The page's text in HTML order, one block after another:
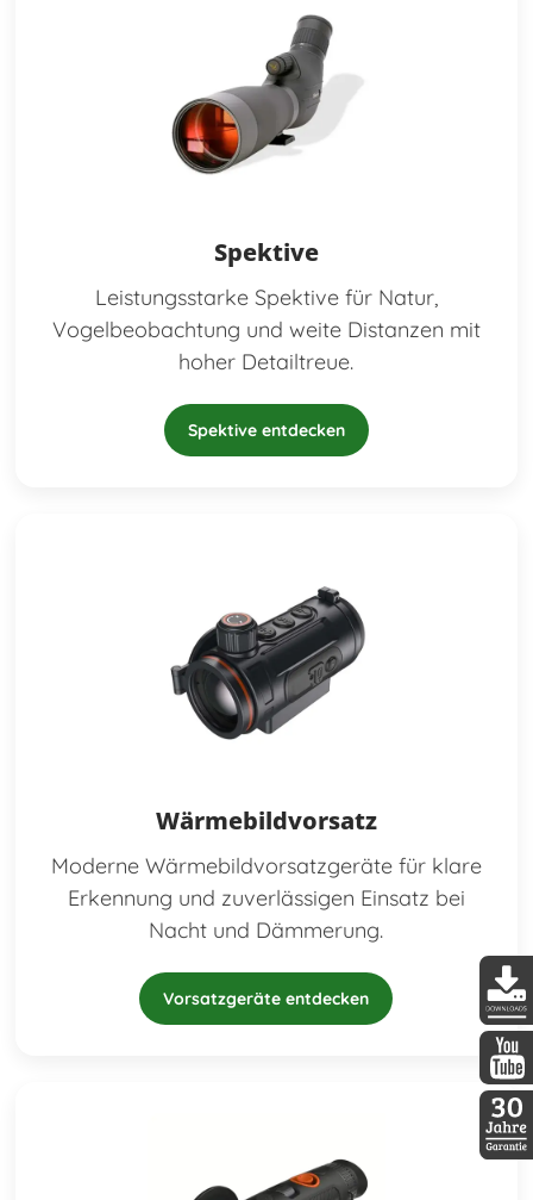
Spektive
Leistungsstarke Spektive für Natur,
Vogelbeobachtung und weite Distanzen mit
hoher Detailtreue.
Spektive entdecken
Wärmebildvorsatz
Moderne Wärmebildvorsatzgeräte für klare
Erkennung und zuverlässigen Einsatz bei
Nacht und Dämmerung.
Vorsatzgeräte entdecken